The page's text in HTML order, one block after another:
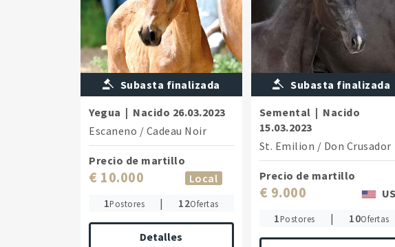
Subasta finalizada
Yegua | Nacido 26.03.2023
Escaneno / Cadeau Noir
Precio de martillo
€ 10.000
Local
1Postores | 12Ofertas
Detalles
Subasta finalizada
Semental | Nacido
15.03.2023
St. Emilion / Don Crusador
Precio de martillo
€ 9.000
1Postores | 10Ofertas